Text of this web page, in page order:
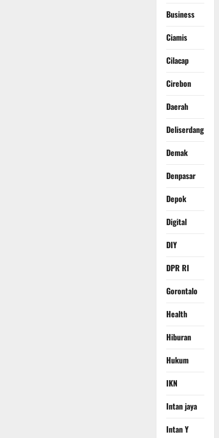
Business
Ciamis
Cilacap
Cirebon
Daerah
Deliserdang
Demak
Denpasar
Depok
Digital
DIY
DPR RI
Gorontalo
Health
Hiburan
Hukum
IKN
Intan jaya
Intan Y